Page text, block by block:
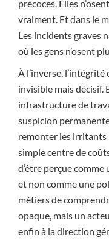
précoces. Elles
vraiment. Et dans le
Les incidents graves
où les gens n’osent
À l’inverse,
invisible mais décisif.
infrastructure de
suspicion
remonter les irritants
simple centre de
d’être perçue
et non comme une
métiers de
opaque, mais un
enfin à la direction